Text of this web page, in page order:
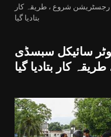
شروع ، طریقہ کار
بتادیا گیا
سائیکل سبسڈی
کار بتادیا گیا